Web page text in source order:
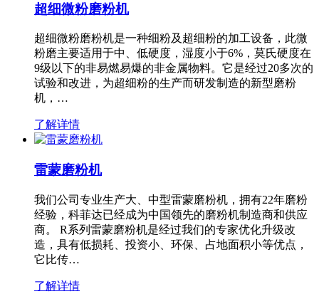
超细微粉磨粉机
超细微粉磨粉机是一种细粉及超细粉的加工设备，此微
粉磨主要适用于中、低硬度，湿度小于6%，莫氏硬度在
9级以下的非易燃易爆的非金属物料。它是经过20多次的
试验和改进，为超细粉的生产而研发制造的新型磨粉
机，…
了解详情
雷蒙磨粉机
我们公司专业生产大、中型雷蒙磨粉机，拥有22年磨粉
经验，科菲达已经成为中国领先的磨粉机制造商和供应
商。 R系列雷蒙磨粉机是经过我们的专家优化升级改
造，具有低损耗、投资小、环保、占地面积小等优点，
它比传…
了解详情